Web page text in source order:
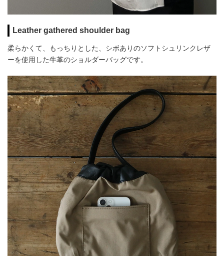
Leather gathered shoulder bag
柔らかくて、もっちりとした、シボありのソフトシュリンクレザ
ーを使用した牛革のショルダーバッグです。